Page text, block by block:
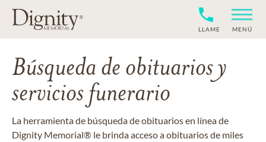
LLAME MENÚ
Búsqueda de obituarios y
servicios funerario
La herramienta de búsqueda de obituarios en línea de
Dignity Memorial® le brinda acceso a obituarios de miles